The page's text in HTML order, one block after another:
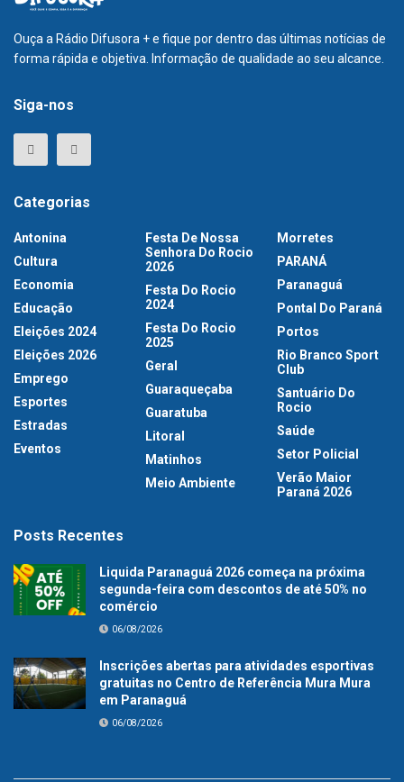
Ouça a Rádio Difusora + e fique por dentro das últimas notícias de
forma rápida e objetiva. Informação de qualidade ao seu alcance.
Siga-nos
Categorias
Antonina
Cultura
Economia
Educação
Eleições 2024
Eleições 2026
Emprego
Esportes
Estradas
Eventos
Festa De Nossa
Senhora Do Rocio
2026
Festa Do Rocio
2024
Festa Do Rocio
2025
Geral
Guaraqueçaba
Guaratuba
Litoral
Matinhos
Meio Ambiente
Morretes
PARANÁ
Paranaguá
Pontal Do Paraná
Portos
Rio Branco Sport
Club
Santuário Do
Rocio
Saúde
Setor Policial
Verão Maior
Paraná 2026
Posts Recentes
Liquida Paranaguá 2026 começa na próxima
segunda-feira com descontos de até 50% no
comércio
06/08/2026
Inscrições abertas para atividades esportivas
gratuitas no Centro de Referência Mura Mura
em Paranaguá
06/08/2026